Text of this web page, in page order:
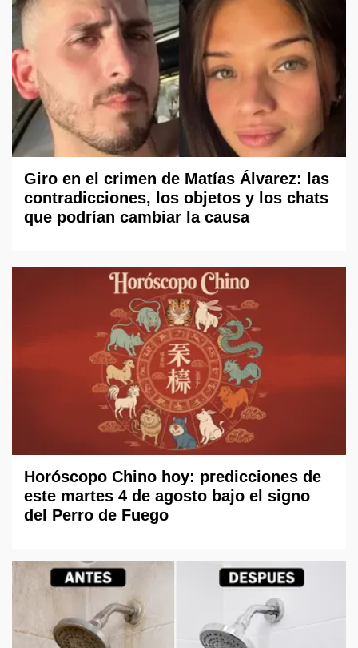
Giro en el crimen de Matías Álvarez: las
contradicciones, los objetos y los chats
que podrían cambiar la causa
Horóscopo Chino hoy: predicciones de
este martes 4 de agosto bajo el signo
del Perro de Fuego